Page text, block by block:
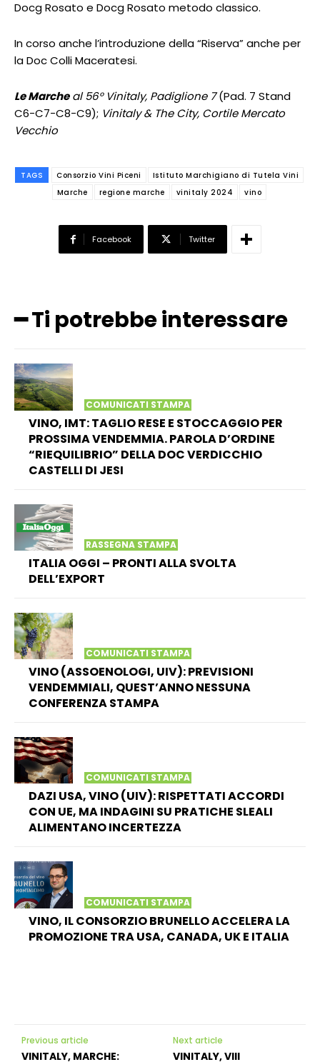
Docg Rosato e Docg Rosato metodo classico.
In corso anche l’introduzione della “Riserva” anche per
la Doc Colli Maceratesi.
Le Marcheal 56° Vinitaly, Padiglione 7(Pad. 7 Stand
C6-C7-C8-C9); Vinitaly & The City, Cortile Mercato
Vecchio
TAGS Consorzio Vini Piceni
Istituto Marchigiano di Tutela Vini
Marche
regione marche vinitaly 2024 vino
Facebook Twitter
━ Ti potrebbe interessare
COMUNICATI STAMPA
VINO, IMT: TAGLIO RESE E STOCCAGGIO PER
PROSSIMA VENDEMMIA. PAROLA D’ORDINE
“RIEQUILIBRIO” DELLA DOC VERDICCHIO
CASTELLI DI JESI
RASSEGNA STAMPA
ITALIA OGGI – PRONTI ALLA SVOLTA
DELL’EXPORT
COMUNICATI STAMPA
VINO (ASSOENOLOGI, UIV): PREVISIONI
VENDEMMIALI, QUEST’ANNO NESSUNA
CONFERENZA STAMPA
COMUNICATI STAMPA
DAZI USA, VINO (UIV): RISPETTATI ACCORDI
CON UE, MA INDAGINI SU PRATICHE SLEALI
ALIMENTANO INCERTEZZA
COMUNICATI STAMPA
VINO, IL CONSORZIO BRUNELLO ACCELERA LA
PROMOZIONE TRA USA, CANADA, UK E ITALIA
Previous article
VINITALY, MARCHE:
Next article
VINITALY, VIII